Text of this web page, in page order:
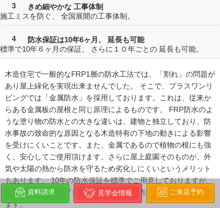
3 きめ細やかな 工事体制
施工ミスを防ぐ、 全国展開の工事体制。
4
防水保証は10年6ヶ月、 延長も可能
標準で10年６ヶ月の保証、
さらに１０年ごとの 延長も可能。
木造住宅で一般的なFRP1層の防水工法では、「割れ」の問題が
あり屋上緑化を実現出来ませんでした。 そこで、プラスワンリ
ビングでは「金属防水」を採用しております。これは、従来か
らある金属板の屋根と同じ原理によるものです。 FRP防水のよ
うな塗り物の防水との大きな違いは、建物と独立しており、防
水事故の致命的な原因となる木造特有の下地の動きによる影響
を受けにくいことです。また、金属であるので植物の根にも強
く、安心してご使用頂けます。さらに屋上庭園そのものが、外
気や太陽の熱から防水を守るため劣化しにくいというメリット
もあります。 10年の防水保証を標準でご用意しておりますが、
ご希望の方にはオプションで30年保証の防水工法もご用意致し
ます。
資料請求 見学会情報 ご来店予約